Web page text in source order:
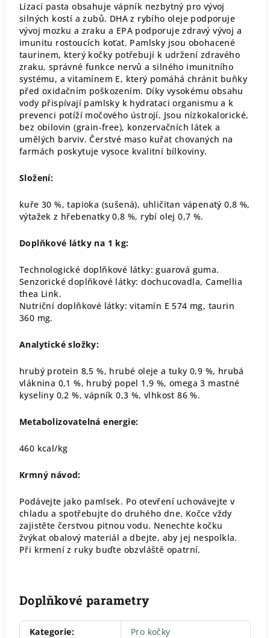
Lízací pasta obsahuje vápník nezbytný pro vývoj
silných kostí a zubů. DHA z rybího oleje podporuje
vývoj mozku a zraku a EPA podporuje zdravý vývoj a
imunitu rostoucích koťat. Pamlsky jsou obohacené
taurinem, který kočky potřebují k udržení zdravého
zraku, správné funkce nervů a silného imunitního
systému, a vitamínem E, který pomáhá chránit buňky
před oxidačním poškozením. Díky vysokému obsahu
vody přispívají pamlsky k hydrataci organismu a k
prevenci potíží močového ústrojí. Jsou nízkokalorické,
bez obilovin (grain-free), konzervačních látek a
umělých barviv. Čerstvé maso kuřat chovaných na
farmách poskytuje vysoce kvalitní bílkoviny.
Složení:
kuře 30 %, tapioka (sušená), uhličitan vápenatý 0,8 %,
výtažek z hřebenatky 0,8 %, rybí olej 0,7 %.
Doplňkové látky na 1 kg:
Technologické doplňkové látky: guarová guma.
Senzorické doplňkové látky: dochucovadla, Camellia
thea Link.
Nutriční doplňkové látky: vitamín E 574 mg, taurin
360 mg.
Analytické složky:
hrubý protein 8,5 %, hrubé oleje a tuky 0,9 %, hrubá
vláknina 0,1 %, hrubý popel 1,9 %, omega 3 mastné
kyseliny 0,2 %, vápník 0,3 %, vlhkost 86 %.
Metabolizovatelná energie:
460 kcal/kg
Krmný návod:
Podávejte jako pamlsek. Po otevření uchovávejte v
chladu a spotřebujte do druhého dne. Kočce vždy
zajistěte čerstvou pitnou vodu. Nenechte kočku
žvýkat obalový materiál a dbejte, aby jej nespolkla.
Při krmení z ruky buďte obzvláště opatrní.
Doplňkové parametry
Kategorie:
Pro kočky